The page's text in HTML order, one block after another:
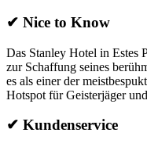
✔ Nice to Know
Das Stanley Hotel in Estes
zur Schaffung seines
es als einer der
Hotspot für Geisterjäger
✔ Kundenservice